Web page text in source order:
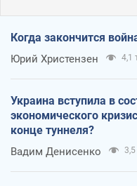
Когда закончится
Юрий Христензен 4,1
Украина вступила в
экономического
конце туннеля?
Вадим Денисенко 3,5